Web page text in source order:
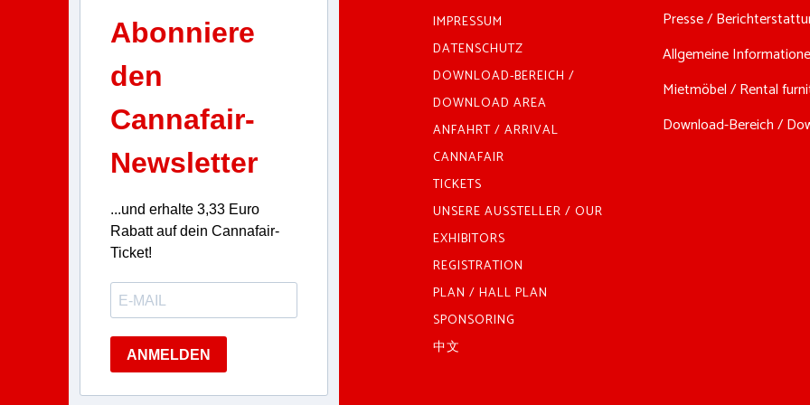
Abonniere
den
Cannafair-
Newsletter
...und erhalte 3,33 Euro
Rabatt auf dein Cannafair-
Ticket!
ANMELDEN
IMPRESSUM
DATENSCHUTZ
DOWNLOAD-BEREICH /
DOWNLOAD AREA
ANFAHRT / ARRIVAL
CANNAFAIR
TICKETS
UNSERE AUSSTELLER / OUR
EXHIBITORS
REGISTRATION
PLAN / HALL PLAN
SPONSORING
中文
Presse /
Allgemeine
Mietmöbel / Rental
Download-Bereich /